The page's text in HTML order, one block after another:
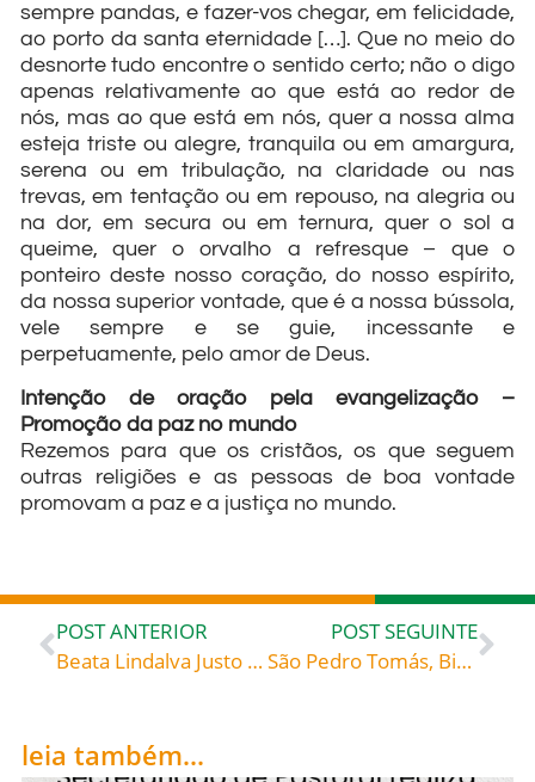
sempre pandas, e fazer-vos chegar, em felicidade,
ao porto da santa eternidade […]. Que no meio do
desnorte tudo encontre o sentido certo; não o digo
apenas relativamente ao que está ao redor de
nós, mas ao que está em nós, quer a nossa alma
esteja triste ou alegre, tranquila ou em amargura,
serena ou em tribulação, na claridade ou nas
trevas, em tentação ou em repouso, na alegria ou
na dor, em secura ou em ternura, quer o sol a
queime, quer o orvalho a refresque – que o
ponteiro deste nosso coração, do nosso espírito,
da nossa superior vontade, que é a nossa bússola,
vele sempre e se guie, incessante e
perpetuamente, pelo amor de Deus.
Intenção de oração pela evangelização –
Promoção da paz no mundo
Rezemos para que os cristãos, os que seguem
outras religiões e as pessoas de boa vontade
promovam a paz e a justiça no mundo.
POST ANTERIOR
Beata Lindalva Justo de Oliveira, Virgem e Mártir (+1993), celebrada hoje, 07, roga por todos nós!
POST SEGUINTE
São Pedro Tomás, Bispo Carmelita e Patriarca Latino de Constantinopla (século XIV), celebrado hoje, 08, roga por todos nós!
leia também...